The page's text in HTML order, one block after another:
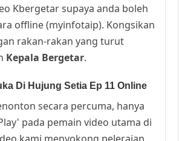
Kbergetar supaya anda boleh
offline (myinfotaip). Kongsikan
rakan-rakan yang turut
Kepala Bergetar.
Di Hujung Setia Ep 11 Online
secara percuma, hanya
pada pemain video utama di